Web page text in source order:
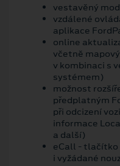
vestavěný
vzdálené
aplikace
online
včetně
v kombinaci s
systémem)
možnost
předplatným
při odcizení
informace
a další)
eCall - tlačítko
i vyžádané